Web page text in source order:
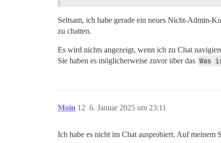
Seltsam, ich habe gerade ein neues Nicht-Admin-
zu chatten.
Es wird nichts angezeigt, wenn ich zu Chat
Sie haben es möglicherweise zuvor über das Was
Moin 6. Januar 2025 um 23:11
12
Ich habe es nicht im Chat ausprobiert. Auf meinem